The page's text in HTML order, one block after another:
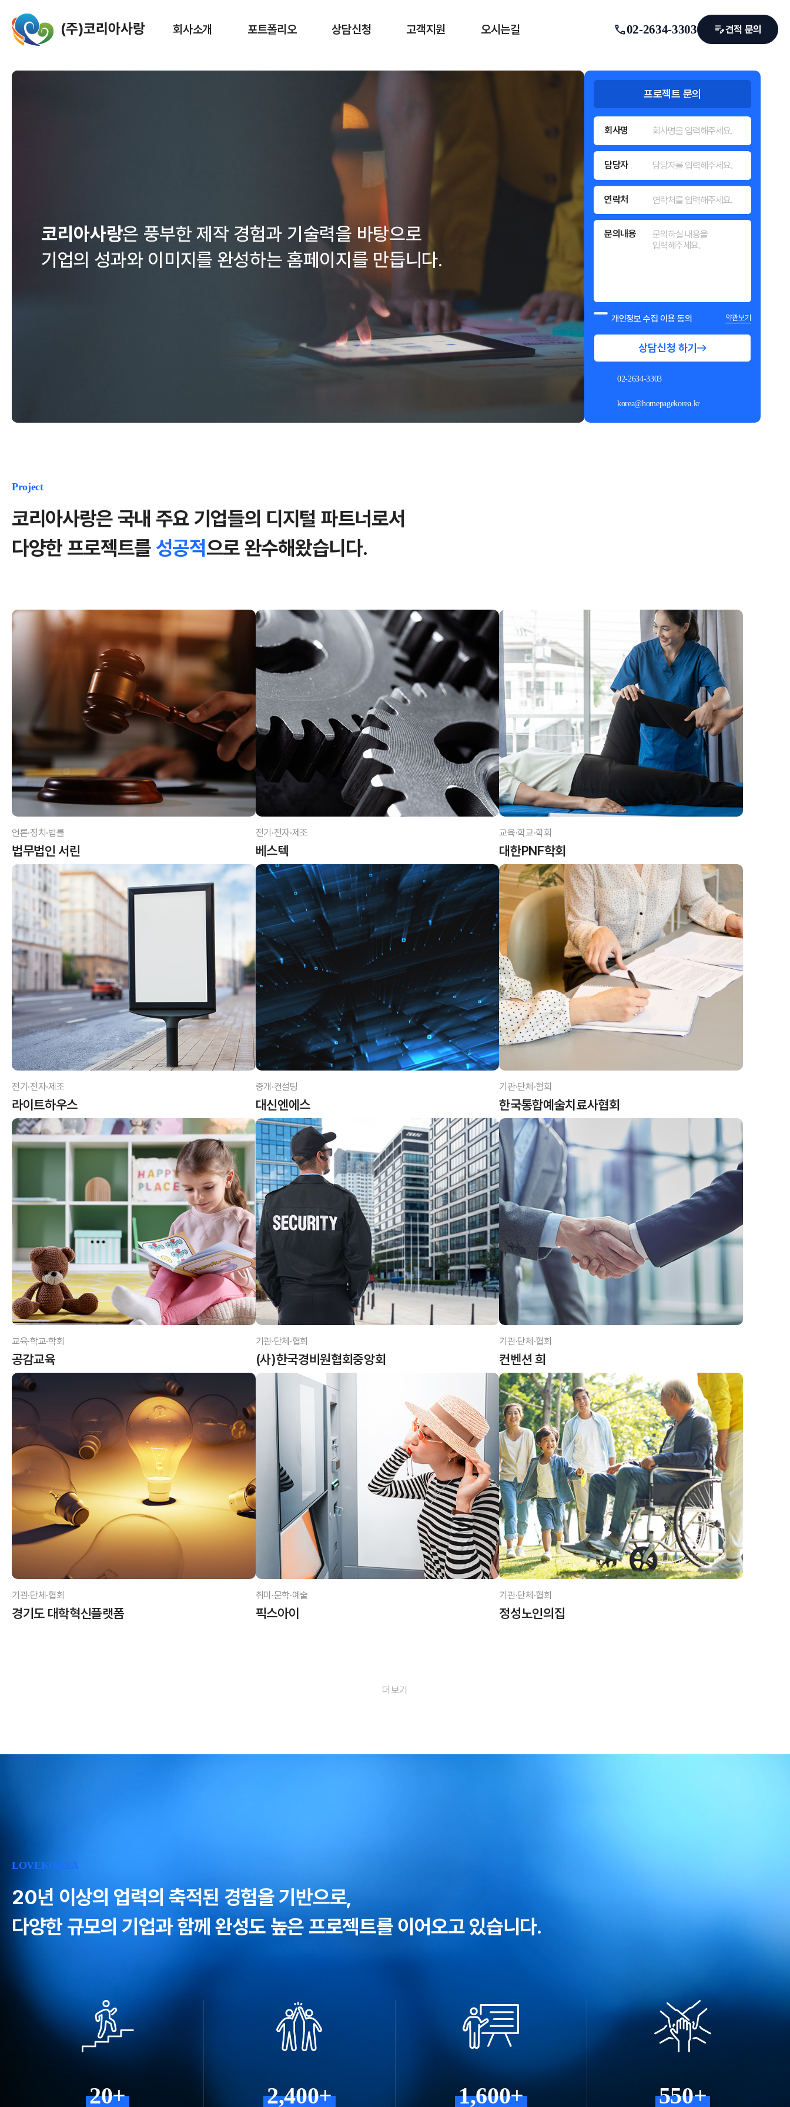
회사소개
포트폴리오 상담신청 고객지원 오시는길 call02-2634-3303 edit_note견적 문의
코리아사랑은 풍부한 제작 경험과 기술력을 바탕으로
기업의 성과와 이미지를 완성하는 홈페이지를 만듭니다.
프로젝트 문의
회사명
담당자
연락처
문의내용
개인정보 수집 이용 동의 약관보기
상담신청 하기
02-2634-3303
korea@homepagekorea.kr
Project
코리아사랑은 국내 주요 기업들의 디지털 파트너로서
다양한 프로젝트를 성공적으로 완수해왔습니다.
언론·정치·법률
법무법인 서린
전기·전자·제조
베스텍
교육·학교·학회
대한PNF학회
전기·전자·제조
라이트하우스
중개·컨설팅
대신엔에스
기관·단체·협회
한국통합예술치료사협회
교육·학교·학회
공감교육
기관·단체·협회
(사)한국경비원협회중앙회
기관·단체·협회
컨벤션 희
기관·단체·협회
경기도 대학혁신플랫폼
취미·문학·예술
픽스아이
기관·단체·협회
정성노인의집
더보기
LOVEKOREA
20년 이상의 업력의 축적된 경험을 기반으로,
다양한 규모의 기업과 함께 완성도 높은 프로젝트를 이어오고 있습니다.
20+ 2,400+ 1,600+ 550+